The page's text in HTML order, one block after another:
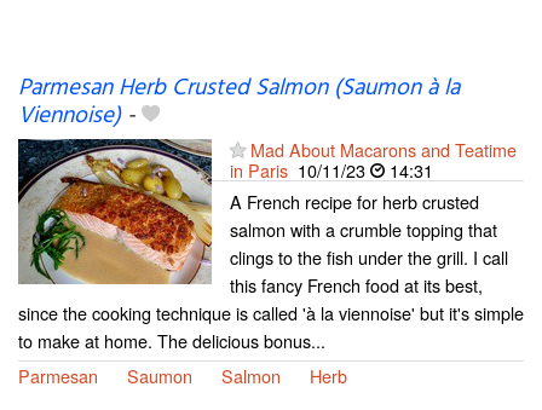
Parmesan Herb Crusted Salmon (Saumon à la
Viennoise)-
Mad About Macarons and Teatime
in Paris 10/11/23
14:31
A French recipe for herb crusted
salmon with a crumble topping that
clings to the fish under the grill. I call
this fancy French food at its best,
since the cooking technique is called 'à la viennoise' but it's simple
to make at home. The delicious bonus...
Parmesan
Saumon Salmon Herb